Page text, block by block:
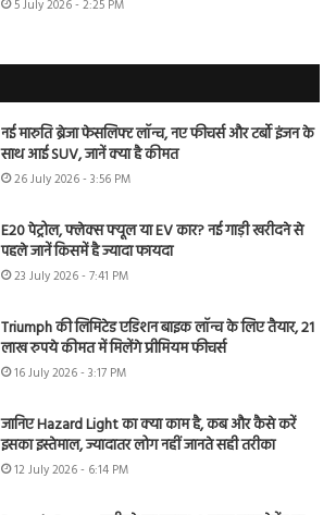
5 July 2026 - 2:25 PM
नई मारुति ब्रेजा फेसलिफ्ट लॉन्च, नए फीचर्स और टर्बो इंजन के
साथ आई SUV, जानें क्या है कीमत
26 July 2026 - 3:56 PM
E20 पेट्रोल, फ्लेक्स फ्यूल या EV कार? नई गाड़ी खरीदने से
पहले जानें किसमें है ज्यादा फायदा
23 July 2026 - 7:41 PM
Triumph की लिमिटेड एडिशन बाइक लॉन्च के लिए तैयार, 21
लाख रुपये कीमत में मिलेंगे प्रीमियम फीचर्स
16 July 2026 - 3:17 PM
जानिए Hazard Light का क्या काम है, कब और कैसे करें
इसका इस्तेमाल, ज्यादातर लोग नहीं जानते सही तरीका
12 July 2026 - 6:14 PM